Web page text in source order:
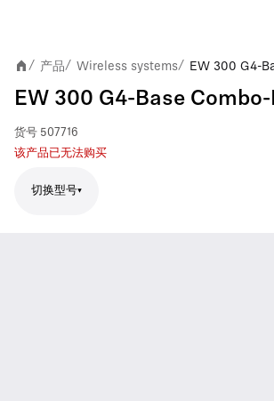
/ 产品/ Wireless systems/ EW 300 G4-
EW 300 G4-Base
货号 507716
该产品已无法购买
切换型号